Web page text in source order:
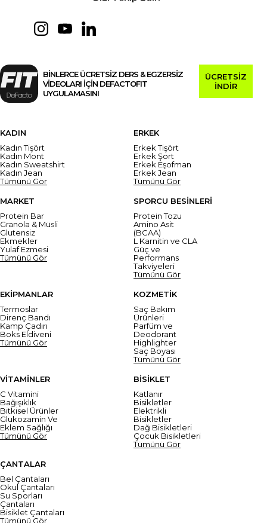
BİNLERCE ÜCRETSİZ DERS & EGZERSİZ
VİDEOLARI İÇİN DEFACTOFIT
UYGULAMASINI
ÜCRETSİZ
İNDİR
KADIN
Kadın Tişört
Kadın Mont
Kadın Sweatshirt
Kadın Jean
Tümünü Gör
ERKEK
Erkek Tişört
Erkek Şort
Erkek Eşofman
Erkek Jean
Tümünü Gör
MARKET
Protein Bar
Granola & Müsli
Glutensiz
Ekmekler
Yulaf Ezmesi
Tümünü Gör
SPORCU BESİNLERİ
Protein Tozu
Amino Asit
(BCAA)
L Karnitin ve CLA
Güç ve
Performans
Takviyeleri
Tümünü Gör
EKİPMANLAR
Termoslar
Direnç Bandı
Kamp Çadırı
Boks Eldiveni
Tümünü Gör
KOZMETİK
Saç Bakım
Ürünleri
Parfüm ve
Deodorant
Highlighter
Saç Boyası
Tümünü Gör
VİTAMİNLER
C Vitamini
Bağışıklık
Bitkisel Ürünler
Glukozamin Ve
Eklem Sağlığı
Tümünü Gör
BİSİKLET
Katlanır
Bisikletler
Elektrikli
Bisikletler
Dağ Bisikletleri
Çocuk Bisikletleri
Tümünü Gör
ÇANTALAR
Bel Çantaları
Okul Çantaları
Su Sporları
Çantaları
Bisiklet Çantaları
Tümünü Gör